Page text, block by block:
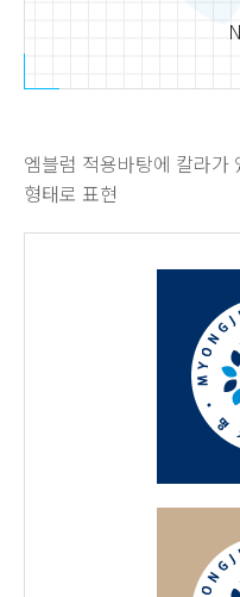
엠블럼 적용바탕에 칼라
형태로 표현